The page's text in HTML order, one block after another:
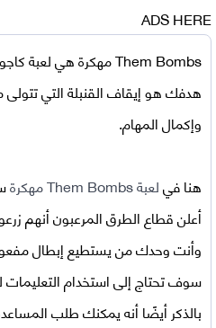
ADS HERE
Them Bombs مهكرة
هي لعبة
هدفك هو إيقاف القنبلة التي
وإكمال المهام.
هنا فيلعبة Them Bombs مهكرة
أعلن قطاع الطرق المرعبون أنهم
وأنت وحدك من يستطيع إبطال
سوف تحتاج إلى استخدام التعليمات
بالذكر أيضًا أنه يمكنك طلب